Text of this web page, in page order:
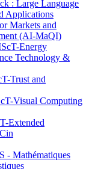
: Large Language
Applications
Markets and
(AI-MaQI)
Energy
Technology &
Trust and
Visual Computing
Extended
- Mathématiques